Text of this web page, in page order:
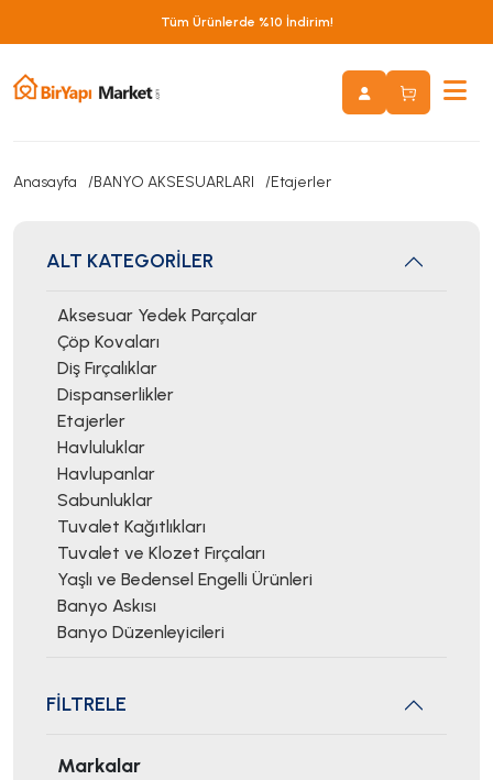
Tüm Ürünlerde %10 İndirim!
Anasayfa BANYO AKSESUARLARI Etajerler
ALT KATEGORİLER
Aksesuar Yedek Parçalar
Çöp Kovaları
Diş Fırçalıklar
Dispanserlikler
Etajerler
Havluluklar
Havlupanlar
Sabunluklar
Tuvalet Kağıtlıkları
Tuvalet ve Klozet Fırçaları
Yaşlı ve Bedensel Engelli Ürünleri
Banyo Askısı
Banyo Düzenleyicileri
FİLTRELE
Markalar